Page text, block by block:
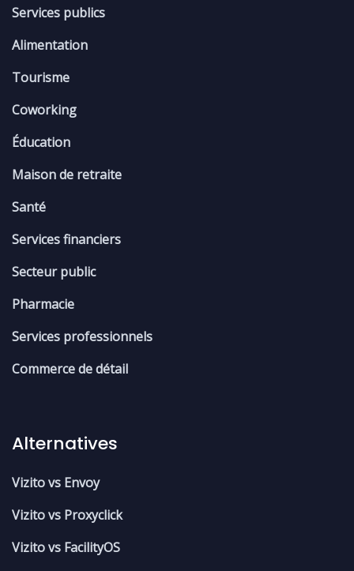
Services publics
Alimentation
Tourisme
Coworking
Éducation
Maison de retraite
Santé
Services financiers
Secteur public
Pharmacie
Services professionnels
Commerce de détail
Alternatives
Vizito vs Envoy
Vizito vs Proxyclick
Vizito vs FacilityOS